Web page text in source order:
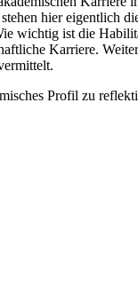
hier eigentlich
wichtig ist die
Karriere.
Profil zu